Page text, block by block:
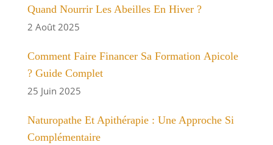
Quand Nourrir Les Abeilles En Hiver ?
2 Août 2025
Comment Faire Financer Sa Formation Apicole
? Guide Complet
25 Juin 2025
Naturopathe Et Apithérapie : Une Approche Si
Complémentaire